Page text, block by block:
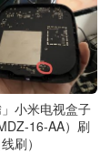
」小米电视盒子
16-AA）刷
刷）